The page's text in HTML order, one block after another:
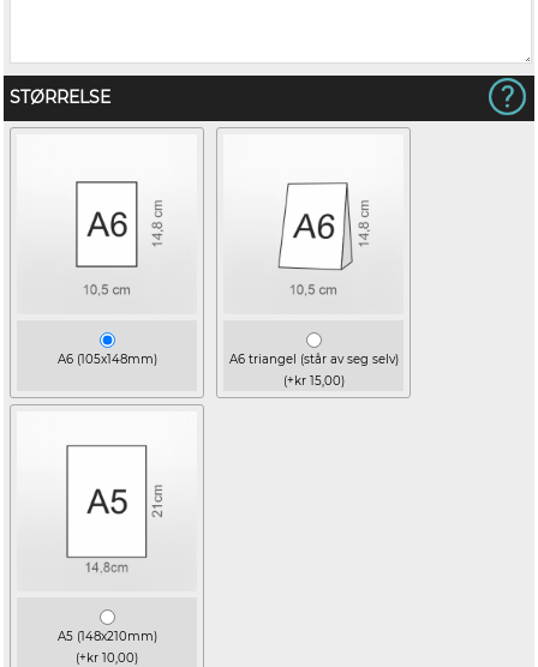
STØRRELSE
A6 (105x148mm)
A6 triangel (står av seg selv)
(+kr 15,00)
A5 (148x210mm)
(+kr 10,00)